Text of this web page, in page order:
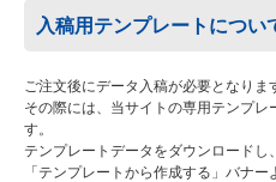
入稿用テンプレートについ
ご注文後にデータ入稿が必要となりま
その際には、当サイトの専用テンプレ
す。
テンプレートデータをダウンロードし
「テンプレートから作成する」バナ